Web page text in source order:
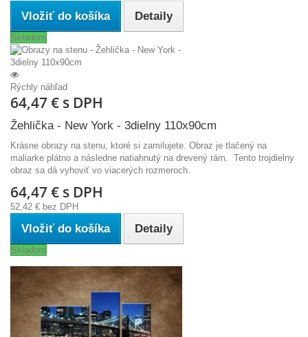
Vložiť do košíka Detaily
Skladom
Rýchly náhľad
64,47 € s DPH
Žehlička - New York - 3dielny 110x90cm
Krásne obrazy na stenu, ktoré si zamilujete. Obraz je tlačený na
maliarke plátno a následne natiahnutý na drevený rám. Tento trojdielny
obraz sa dá vyhoviť vo viacerých rozmeroch.
64,47 € s DPH
52,42 € bez DPH
Vložiť do košíka Detaily
Skladom